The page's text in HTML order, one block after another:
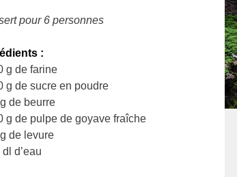
pour 6 personnes
:
g de farine
g de sucre en poudre
de beurre
g de pulpe de goyave fraîche
de levure
d’eau